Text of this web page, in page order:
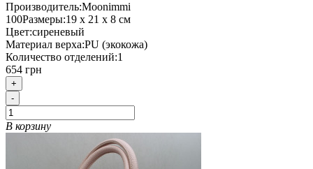
Производитель:Moonimmi
100Размеры:19 х 21 х 8 см
Цвет:сиреневый
Материал верха:PU (экокожа)
Количество отделений:1
654 грн
+
-
В корзину